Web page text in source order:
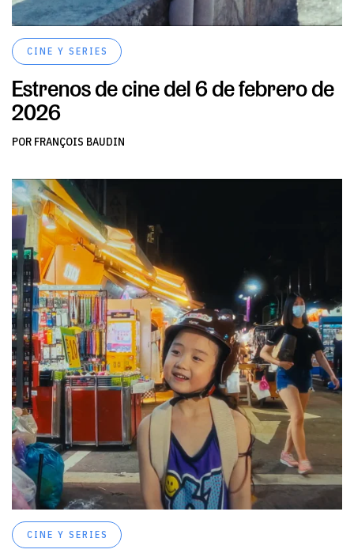
CINE Y SERIES
Estrenos de cine del 6 de febrero de
2026
POR FRANÇOIS BAUDIN
CINE Y SERIES